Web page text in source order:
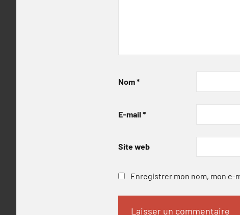
Nom*
E-mail *
Site web
Enregistrer mon nom, mon e-